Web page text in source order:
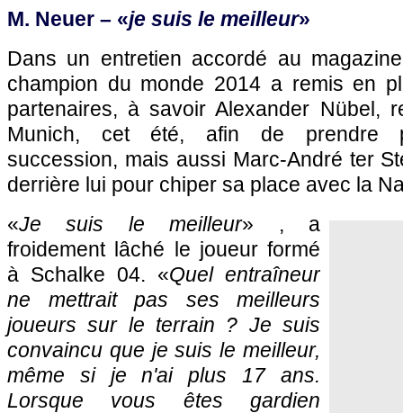
M. Neuer – «je suis le meilleur»
Dans un entretien accordé au
champion du monde 2014 a remis en
partenaires, à savoir Alexander Nübel,
Munich, cet été, afin de prendre
succession, mais aussi Marc-André ter
derrière lui pour chiper sa place avec la
«Je suis le meilleur» , a
froidement lâché le joueur formé
à Schalke 04. «Quel entraîneur
ne mettrait pas ses meilleurs
joueurs sur le terrain ? Je suis
convaincu que je suis le meilleur,
même si je n'ai plus 17 ans.
Lorsque vous êtes gardien